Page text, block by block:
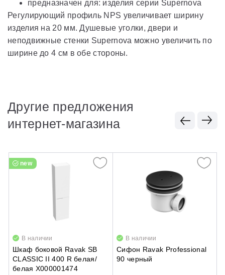
предназначен для: изделия серии Supernova
Регулирующий профиль NPS увеличивает ширину
изделия на 20 мм. Душевые уголки, двери и
неподвижные стенки Supernova можно увеличить по
ширине до 4 см в обе стороны.
Другие предложения
интернет-магазина
new
В наличии
Шкаф боковой Ravak SB
CLASSIC II 400 R белая/
белая X000001474
В наличии
Сифон Ravak Professional
90 черный